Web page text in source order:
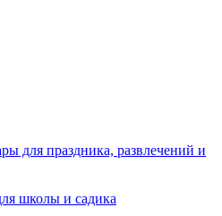
для праздника, развлечений и
школы и садика